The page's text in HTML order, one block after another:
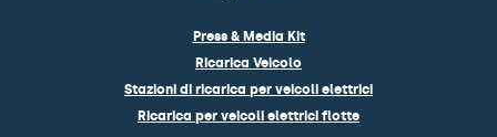
Press & Media Kit
Ricarica Veicolo
Stazioni di ricarica per veicoli elettrici
Ricarica per veicoli elettrici flotte